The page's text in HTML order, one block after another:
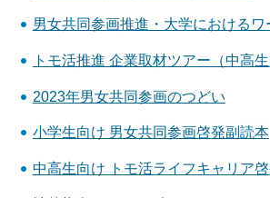
男女共同参画推進・大学におけるワ
トモ活推進 企業取材ツアー（中高生
2023年男女共同参画のつどい
小学生向け 男女共同参画啓発副読本
中高生向け トモ活ライフキャリア